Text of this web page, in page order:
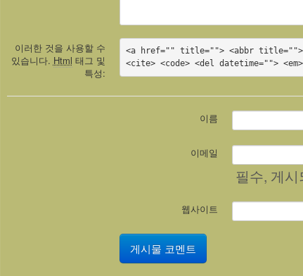
이러한 것을 사용할 수
있습니다. Html 태그 및
특성:
<a href="" title=""> <abbr title="">
<cite> <code> <del datetime="">
이름
이메일
필수, 게
웹사이트